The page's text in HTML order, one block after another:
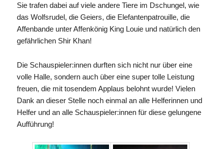
Sie trafen dabei auf viele andere Tiere im Dschungel, wie
das Wolfsrudel, die Geiers, die Elefantenpatrouille, die
Affenbande unter Affenkönig King Louie und natürlich den
gefährlichen Shir Khan!
Die Schauspieler:innen durften sich nicht nur über eine
volle Halle, sondern auch über eine super tolle Leistung
freuen, die mit tosendem Applaus belohnt wurde! Vielen
Dank an dieser Stelle noch einmal an alle Helferinnen und
Helfer und an alle Schauspieler:innen für diese gelungene
Aufführung!